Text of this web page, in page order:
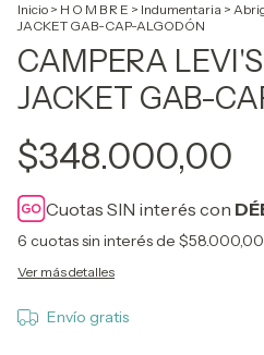
Inicio > H O M B R E > Indumentaria >
JACKET GAB-CAP-ALGODÓN
CAMPERA
JACKET GAB-
$348.000,00
Cuotas SIN interés con
6 cuotas sin interés de $58.000,00
Ver más detalles
Envío gratis